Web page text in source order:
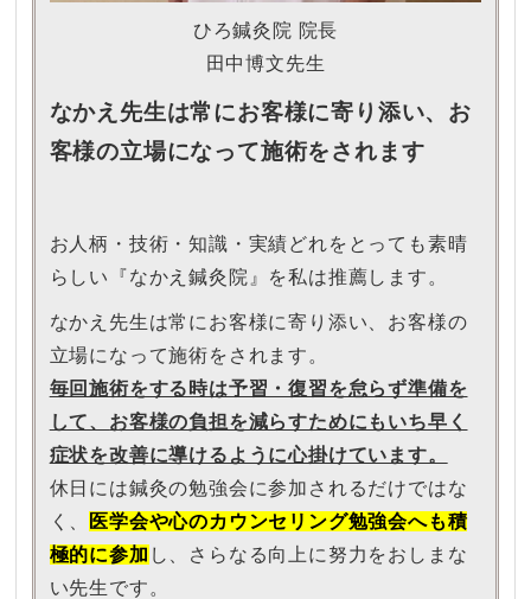
ひろ鍼灸院 院長
田中博文先生
なかえ先生は常にお客様に寄り添い、お
客様の立場になって施術をされます
お人柄・技術・知識・実績どれをとっても素晴
らしい『なかえ鍼灸院』を私は推薦します。
なかえ先生は常にお客様に寄り添い、お客様の
立場になって施術をされます。
毎回施術をする時は予習・復習を怠らず準備を
して、 お客様の負担を減らすためにもいち早く
症状を改善に導けるように心掛けています。
休日には鍼灸の勉強会に参加されるだけではな
く、
医学会や心のカウンセリング勉強会へも積
極的に参加 し、さらなる向上に努力をおしまな
い先生です。